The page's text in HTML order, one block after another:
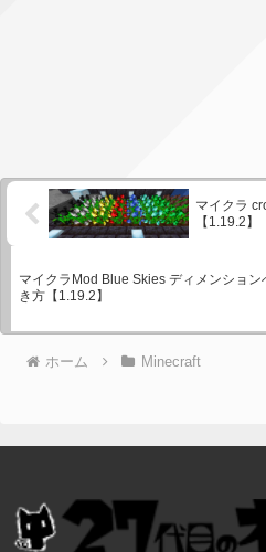
マイクラ
【1.19.2】
マイクラMod Blue Skies ディメンション
き方【1.19.2】
ホーム Minecraft